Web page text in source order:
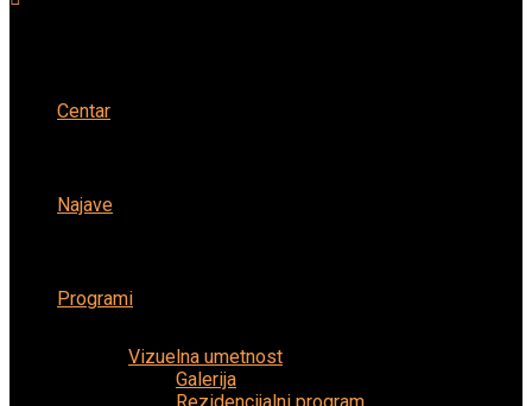
Centar
Najave
Programi
Vizuelna umetnost
Galerija